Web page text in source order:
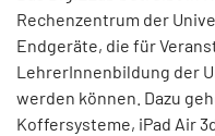
Rechenzentrum der
Endgeräte, die für
LehrerInnenbildung der
werden können. Dazu
Koffersysteme, iPad Air